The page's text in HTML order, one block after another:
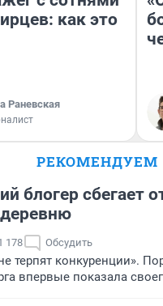
как это
Раневская
РЕКОМЕНДУЕМ
блогер сбегает
178 Обсудить
терпят конкуренции».
впервые показала